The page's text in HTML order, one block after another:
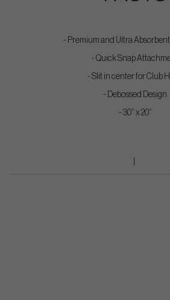
- Premium and Ultra
- Quick Snap
- Slit in center for Club
- Debossed Design
- 30” x 20”